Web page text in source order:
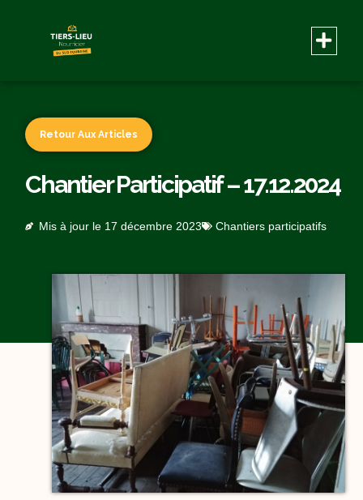
Retour Aux Articles
Chantier Participatif – 17.12.2024
Mis à jour le 17 décembre 2023 Chantiers participatifs